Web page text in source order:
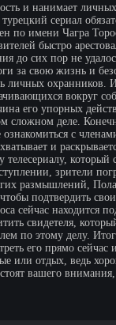
и нанимает
сериал
по имени Чагра
быстро
до сих пор не
за свою жизнь и
личных охранников.
вокруг
его упорных
сложном деле.
с
и
который
зрители
размышлений,
подтвердить
сейчас находится
свидетеля,
по этому делу.
его прямо сейчас
или отдых, ведь
вашего